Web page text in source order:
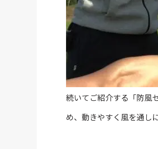
続いてご紹介する「防風
め、動きやすく風を通し